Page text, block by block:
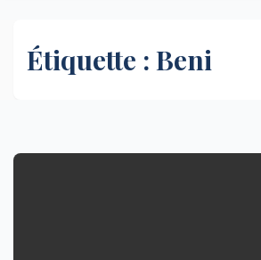
Étiquette : Beni